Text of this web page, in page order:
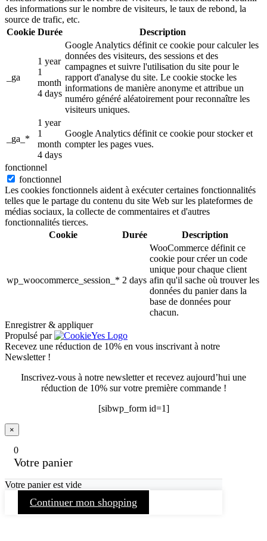
des informations sur le nombre de visiteurs, le taux de rebond, la
source de trafic, etc.
Cookie Durée Description
_ga
1 year
1
month
4 days
Google Analytics définit ce cookie pour calculer les
données des visiteurs, des sessions et des
campagnes et suivre l'utilisation du site pour le
rapport d'analyse du site. Le cookie stocke les
informations de manière anonyme et attribue un
numéro généré aléatoirement pour reconnaître les
visiteurs uniques.
_ga_*
1 year
1
month
4 days
Google Analytics définit ce cookie pour stocker et
compter les pages vues.
fonctionnel
fonctionnel
Les cookies fonctionnels aident à exécuter certaines fonctionnalités
telles que le partage du contenu du site Web sur les plateformes de
médias sociaux, la collecte de commentaires et d'autres
fonctionnalités tierces.
Cookie
Durée Description
wp_woocommerce_session_* 2 days
WooCommerce définit ce
cookie pour créer un code
unique pour chaque client
afin qu'il sache où trouver les
données du panier dans la
base de données pour
chacun.
Enregistrer & appliquer
Propulsé par
Recevez une réduction de 10% en vous inscrivant à notre
Newsletter !
Inscrivez-vous à notre newsletter et recevez aujourd’hui une
réduction de 10% sur votre première commande !
[sibwp_form id=1]
×
0
Votre panier
Votre panier est vide
Continuer mon shopping